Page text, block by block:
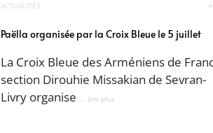
ACTUALITÉS
Paëlla organisée par la Croix Bleue le 5 juillet
La Croix Bleue des Arméniens de
section Dirouhie Missakian de Sevran-
Livry organise ... lire plus